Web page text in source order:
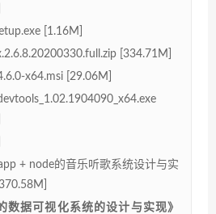
[1.16M]
[334.71M]
x64.msi [29.06M]
+ node的音乐听歌系统设计与实
数据可视化系统的设计与实现》